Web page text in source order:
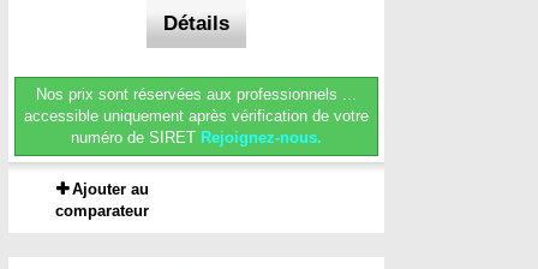
Détails
Nos prix sont réservées aux professionnels ...
accessible uniquement après vérification de votre
numéro de SIRET Rejoignez-nous.
Ajouter au
comparateur